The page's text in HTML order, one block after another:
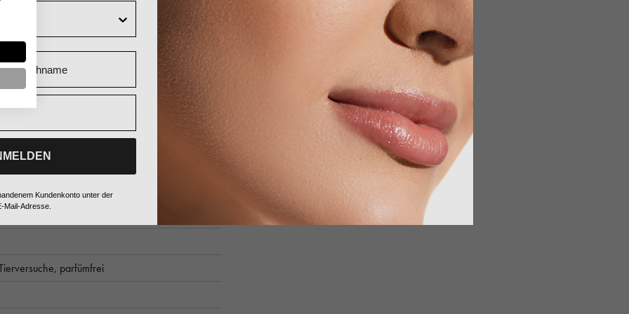
dem Stift nachziehen, anschließend mit
über 60
parfümfrei
Kundenkonto unter der
Mail-Adresse.